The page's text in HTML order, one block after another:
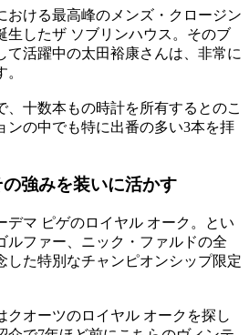
おける最高峰のメンズ・クロージン
生したザ ソブリンハウス。そのブ
て活躍中の太田裕康さんは、非常に
、十数本もの時計を所有するとのこ
ンの中でも特に出番の多い3本を拝
強みを装いに活かす
デマ ピゲのロイヤル オーク。とい
ルファー、ニック・ファルドの全
した特別なチャンピオンシップ限定
クオーツのロイヤル オークを探し